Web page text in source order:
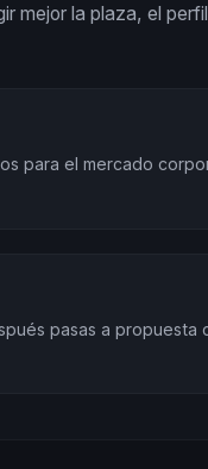
mejor la plaza, el
para el mercado
pasas a propuesta